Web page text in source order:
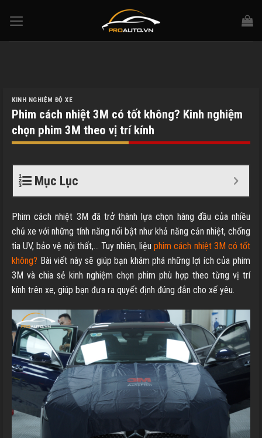
KINH NGHIỆM ĐỘ XE
Phim cách nhiệt 3M có tốt không? Kinh nghiệm
chọn phim 3M theo vị trí kính
Mục Lục
Phim cách nhiệt 3M đã trở thành lựa chọn hàng đầu của nhiều
chủ xe với những tính năng nổi bật như khả năng cản nhiệt, chống
tia UV, bảo vệ nội thất,… Tuy nhiên, liệuphim cách nhiệt 3M có tốt
không? Bài viết này sẽ giúp bạn khám phá những lợi ích của phim
3M và chia sẻ kinh nghiệm chọn phim phù hợp theo từng vị trí
kính trên xe, giúp bạn đưa ra quyết định đúng đắn cho xế yêu.